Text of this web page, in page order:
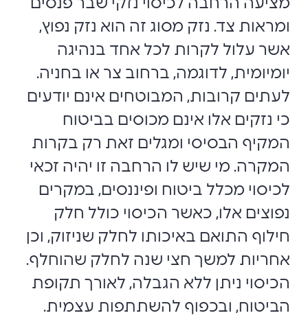
מציעה הרחבה לכיסוי נזקי שבר פנסים
ומראות צד. נזק מסוג זה הוא נזק נפוץ,
אשר עלול לקרות לכל אחד בנהיגה
יומיומית, לדוגמה, ברחוב צר או בחניה.
לעתים קרובות, המבוטחים אינם יודעים
כי נזקים אלו אינם מכוסים בביטוח
המקיף הבסיסי ומגלים זאת רק בקרות
המקרה. מי שיש לו הרחבה זו יהיה זכאי
לכיסוי מכלל ביטוח ופיננסים, במקרים
נפוצים אלו, כאשר הכיסוי כולל חלק
חילוף התואם באיכותו לחלק שניזוק, וכן
אחריות למשך חצי שנה לחלק שהוחלף.
הכיסוי ניתן ללא הגבלה, לאורך תקופת
הביטוח, ובכפוף להשתתפות עצמית.